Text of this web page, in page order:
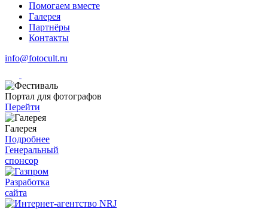
Помогаем вместе
Галерея
Партнёры
Контакты
info@fotocult.ru
Портал для фотографов
Перейти
Галерея
Подробнее
Генеральный
спонсор
Разработка
сайта